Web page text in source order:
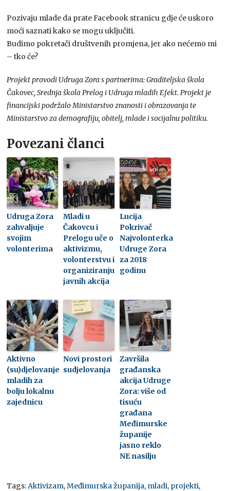
Pozivaju mlade da prate Facebook stranicu gdje će uskoro
moći saznati kako se mogu uključiti.
Budimo pokretači društvenih promjena, jer ako nećemo mi
– tko će?
Projekt provodi Udruga Zora s partnerima: Graditeljska škola
Čakovec, Srednja škola Prelog i Udruga mladih Efekt. Projekt je
financijski podržalo Ministarstvo znanosti i obrazovanja te
Ministarstvo za demografiju, obitelj, mlade i socijalnu politiku.
Povezani članci
Udruga Zora
zahvaljuje
svojim
volonterima
Mladi u
Čakovcu i
Prelogu uče o
aktivizmu,
volonterstvu i
organiziranju
javnih akcija
Lucija
Pokrivač
Najvolonterka
Udruge Zora
za 2018
godinu
Aktivno
(su)djelovanje
mladih za
bolju lokalnu
zajednicu
Novi prostori
sudjelovanja
Završila
građanska
akcija Udruge
Zora: više od
tisuću
građana
Međimurske
županije
jasno reklo
NE nasilju
Tags:Aktivizam,Međimurska županija, mladi, projekti,